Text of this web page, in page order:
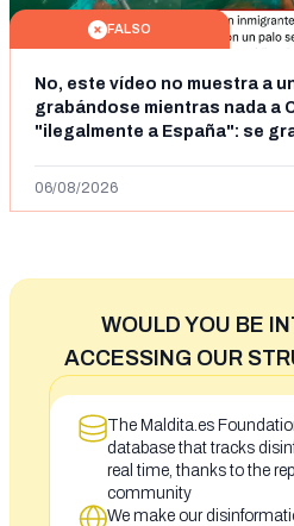
FALSO
No, este vídeo no muestra a
grabándose mientras nada a
"ilegalmente a España": se
06/08/2026
WOULD YOU BE
ACCESSING OUR
The Maldita.es
database that tracks
real time, thanks to the
community
We make our